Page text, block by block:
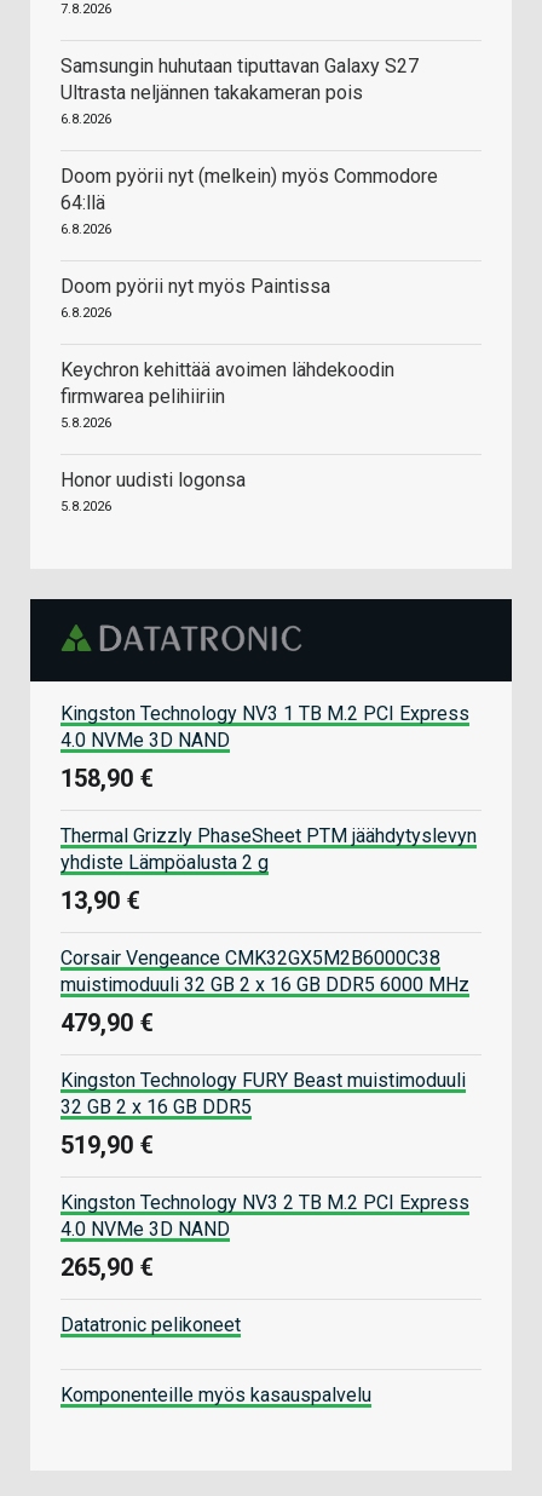
7.8.2026
Samsungin huhutaan tiputtavan Galaxy S27
Ultrasta neljännen takakameran pois
6.8.2026
Doom pyörii nyt (melkein) myös Commodore
64:llä
6.8.2026
Doom pyörii nyt myös Paintissa
6.8.2026
Keychron kehittää avoimen lähdekoodin
firmwarea pelihiiriin
5.8.2026
Honor uudisti logonsa
5.8.2026
Kingston Technology NV3 1 TB M.2 PCI Express
4.0 NVMe 3D NAND
158,90 €
Thermal Grizzly PhaseSheet PTM jäähdytyslevyn
yhdiste Lämpöalusta 2 g
13,90 €
Corsair Vengeance CMK32GX5M2B6000C38
muistimoduuli 32 GB 2 x 16 GB DDR5 6000 MHz
479,90 €
Kingston Technology FURY Beast muistimoduuli
32 GB 2 x 16 GB DDR5
519,90 €
Kingston Technology NV3 2 TB M.2 PCI Express
4.0 NVMe 3D NAND
265,90 €
Datatronic pelikoneet
Komponenteille myös kasauspalvelu